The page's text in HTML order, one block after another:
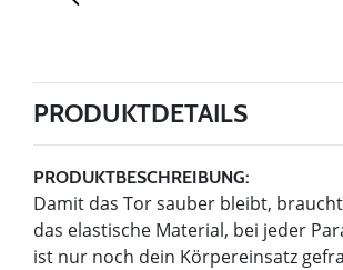
PRODUKTDETAILS
PRODUKTBESCHREIBUNG:
Damit das Tor sauber bleibt,
das elastische Material, bei jeder
ist nur noch dein Körpereinsatz